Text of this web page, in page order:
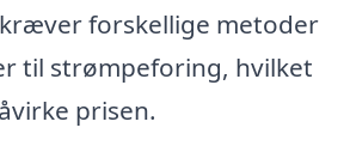
forskellige metoder
til strømpeforing, hvilket
prisen.